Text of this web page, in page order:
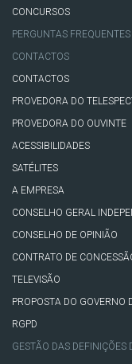
CONCURSOS
PERGUNTAS FREQUENTES
CONTACTOS
CONTACTOS
PROVEDORA DO
PROVEDORA DO OUVINTE
ACESSIBILIDADES
SATÉLITES
A EMPRESA
CONSELHO GERAL
CONSELHO DE OPINIÃO
CONTRATO DE
TELEVISÃO
PROPOSTA DO GOVERNO
RGPD
GESTÃO DAS DEFINIÇÕES